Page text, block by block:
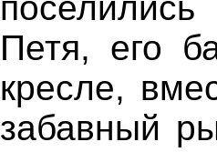
Петя, его
кресле,
забавный